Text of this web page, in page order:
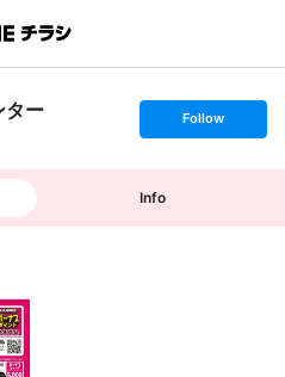
ター s
t
o
Follow
Info